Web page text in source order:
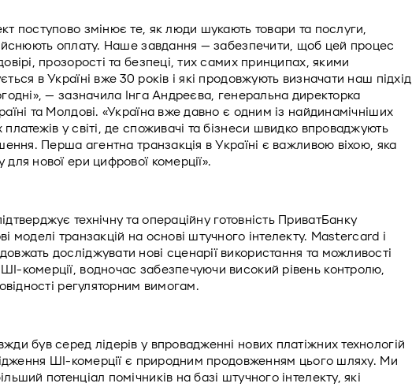
поступово змінює те, як люди шукають товари та послуги,
оплату. Наше завдання — забезпечити, щоб цей процес
прозорості та безпеці, тих самих принципах, якими
в Україні вже 30 років і які продовжують визначати наш підхід
— зазначила Інга Андреєва, генеральна директорка
та Молдові. «Україна вже давно є одним із найдинамічніших
платежів у світі, де споживачі та бізнеси швидко впроваджують
Перша агентна транзакція в Україні є важливою віхою, яка
нової ери цифрової комерції».
технічну та операційну готовність ПриватБанку
моделі транзакцій на основі штучного інтелекту. Mastercard і
досліджувати нові сценарії використання та можливості
комерції, водночас забезпечуючи високий рівень контролю,
регуляторним вимогам.
був серед лідерів у впровадженні нових платіжних технологій
ШІ-комерції є природним продовженням цього шляху. Ми
потенціал помічників на базі штучного інтелекту, які